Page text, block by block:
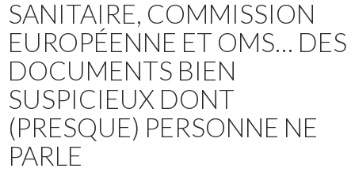
SANITAIRE, COMMISSION
EUROPÉENNE ET OMS… DES
DOCUMENTS BIEN
SUSPICIEUX DONT
(PRESQUE) PERSONNE NE
PARLE